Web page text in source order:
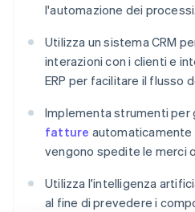
l'automazione dei processi.
Utilizza un sistema CRM
interazioni con i clienti e
ERP per facilitare il flusso
Implementa strumenti per
fatture automaticamente
vengono spedite le merci
Utilizza l'intelligenza
al fine di prevedere i